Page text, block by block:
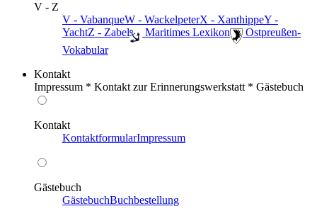
V - Z
V - VabanqueW - WackelpeterX - XanthippeY -
YachtZ - Zabel ️ Maritimes Lexikon
️ Ostpreußen-
Vokabular
Kontakt
Impressum * Kontakt zur Erinnerungswerkstatt * Gästebuch
Kontakt
KontaktformularImpressum
Gästebuch
GästebuchBuchbestellung